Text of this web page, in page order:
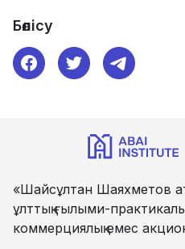
Бөлісу
«Шайсұлтан Шаяхметов
ұлттық ғылыми-
коммерциялық емес